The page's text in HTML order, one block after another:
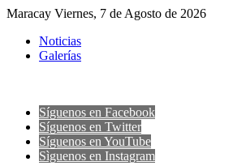
Maracay Viernes, 7 de Agosto de 2026
Noticias
Galerías
Síguenos en Facebook
Síguenos en Twitter
Síguenos en YouTube
Sìguenos en Instagram